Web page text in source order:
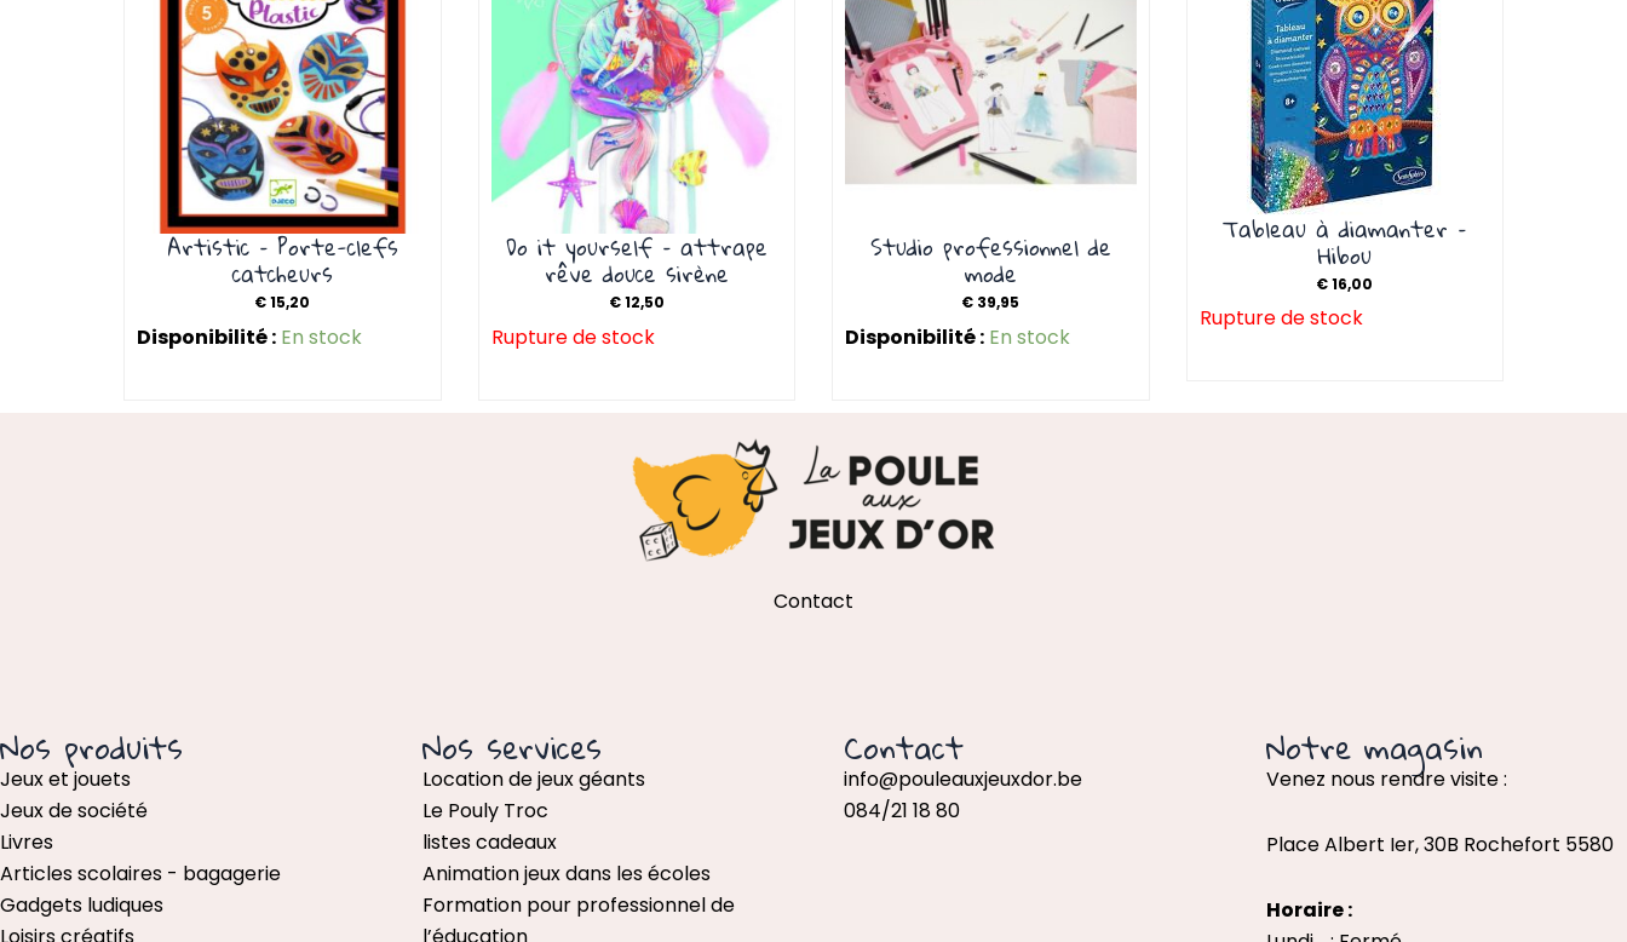
Artistic – Porte-clefs
catcheurs
€15,20
Disponibilité : En stock
Do it yourself – attrape
rêve douce sirène
€12,50
Rupture de stock
Studio professionnel de
mode
€ 39,95
Disponibilité : En stock
Tableau à diamanter –
Hibou
€16,00
Rupture de stock
Contact
Nos produits
Jeux et jouets
Jeux de société
Livres
Articles scolaires - bagagerie
Gadgets ludiques
Nos services
Location de jeux géants
Le Pouly Troc
listes cadeaux
Animation jeux dans les écoles
Formation pour professionnel de
Contact
info@pouleauxjeuxdor.be
084/21 18 80
Notre magasin
Venez nous rendre visite :
Place Albert Ier, 30B Rochefort 5580
Horaire :